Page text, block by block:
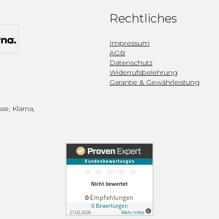
Klarna,
Rechtliches
Impressum
AGB
Datenschutz
Widerrufsbelehrung
Garantie & Gewährleistung